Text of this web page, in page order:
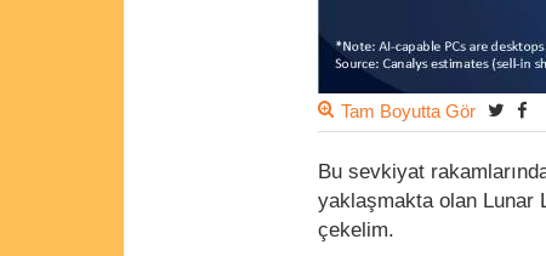
Tam Boyutta Gör
Bu sevkiyat
yaklaşmakta olan Lunar
çekelim.